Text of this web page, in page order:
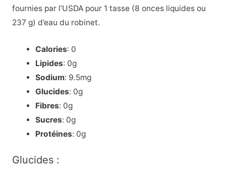
fournies par l’USDA pour 1 tasse (8 onces liquides ou
237 g) d’eau du robinet.
Calories: 0
Lipides: 0g
Sodium: 9.5mg
Glucides: 0g
Fibres: 0g
Sucres: 0g
Protéines: 0g
Glucides :